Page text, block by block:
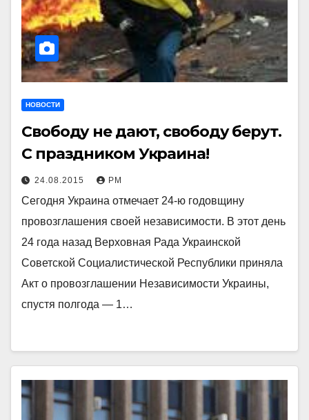
НОВОСТИ
Свободу не дают, свободу берут.
С праздником Украина!
24.08.2015 РМ
Сегодня Украина отмечает 24-ю годовщину
провозглашения своей независимости. В этот день
24 года назад Верховная Рада Украинской
Советской Социалистической Республики приняла
Акт о провозглашении Независимости Украины,
спустя полгода — 1…